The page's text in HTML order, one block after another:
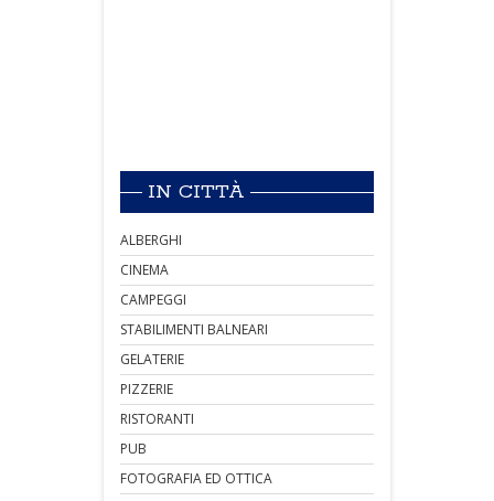
IN CITTÀ
ALBERGHI
CINEMA
CAMPEGGI
STABILIMENTI BALNEARI
GELATERIE
PIZZERIE
RISTORANTI
PUB
FOTOGRAFIA ED OTTICA